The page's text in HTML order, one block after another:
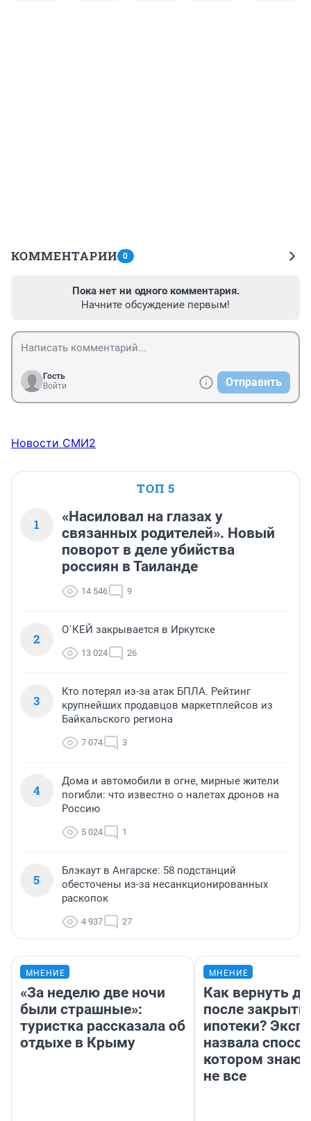
КОММЕНТАРИИ 0
Пока нет ни одного комментария.
Начните обсуждение первым!
Гость
Войти
Отправить
Новости СМИ2
ТОП 5
1
«Насиловал на глазах у
связанных родителей». Новый
поворот в деле убийства
россиян в Таиланде
14 546 9
2
О`КЕЙ закрывается в Иркутске
13 024 26
3
Кто потерял из-за атак БПЛА. Рейтинг
крупнейших продавцов маркетплейсов из
Байкальского региона
7 074 3
4
Дома и автомобили в огне, мирные жители
погибли: что известно о налетах дронов на
Россию
5 024 1
5
Блэкаут в Ангарске: 58 подстанций
обесточены из-за несанкционированных
раскопок
4 937 27
МНЕНИЕ
«За неделю две ночи
были страшные»:
туристка рассказала об
отдыхе в Крыму
МНЕНИЕ
Как вернуть
после
ипотеки?
назвала
котором
не все